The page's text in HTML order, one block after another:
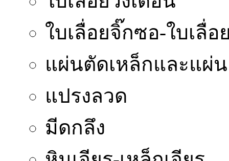
ใบเลื่อยจิ๊กซอ-ใบเลื่อ
แผ่นตัดเหล็กและแผ่น
แปรงลวด
มีดกลึง